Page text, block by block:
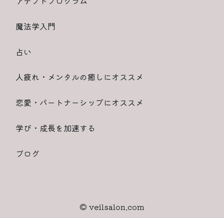
魔法学入門
占い
人疲れ・メンタルの癒しにオススメ
恋愛・パートナーシップにオススメ
学び・成長を加速する
ブログ
© veilsalon.com